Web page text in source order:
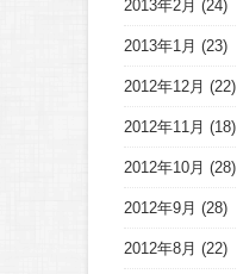
2013年2月 (24)
2013年1月 (23)
2012年12月 (22)
2012年11月 (18)
2012年10月 (28)
2012年9月 (28)
2012年8月 (22)